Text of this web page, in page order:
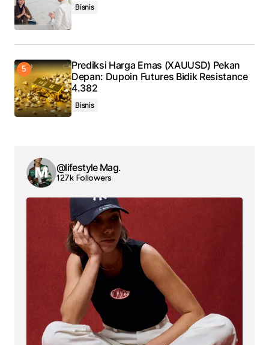
Bisnis
Prediksi Harga Emas (XAUUSD) Pekan
Depan: Dupoin Futures Bidik Resistance
4.382
Bisnis
@lifestyle Mag.
127k Followers